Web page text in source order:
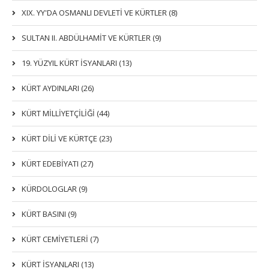
XIX. YY'DA OSMANLI DEVLETI VE KÜRTLER (8)
SULTAN II. ABDÜLHAMİT VE KÜRTLER (9)
19. YÜZYIL KÜRT İSYANLARI (13)
KÜRT AYDINLARI (26)
KÜRT MİLLİYETÇİLİĞİ (44)
KÜRT DİLİ VE KÜRTÇE (23)
KÜRT EDEBİYATI (27)
KÜRDOLOGLAR (9)
KÜRT BASINI (9)
KÜRT CEMİYETLERİ (7)
KÜRT İSYANLARI (13)